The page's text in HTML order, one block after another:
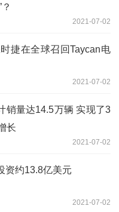
2021-07-02
捷在全球召回Taycan电
2021-07-02
销量达14.5万辆 实现了3
长
2021-07-02
资约13.8亿美元
2021-07-02